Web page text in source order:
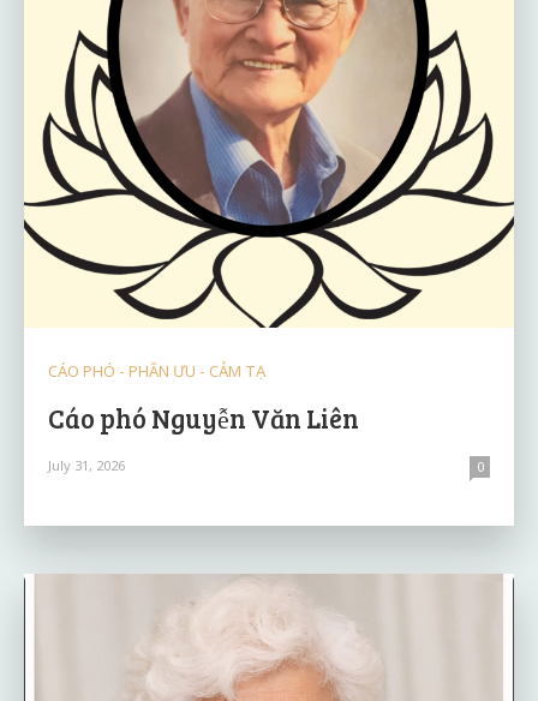
CÁO PHÓ - PHÂN ƯU - CẢM TẠ
Cáo phó Nguyễn Văn Liên
July 31, 2026 0